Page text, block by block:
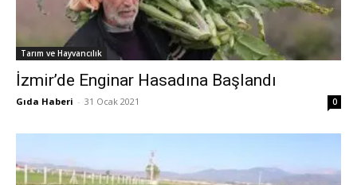
Tarım ve Hayvancılık
İzmir’de Enginar Hasadına Başlandı
Gıda Haberi - 31 Ocak 2021 0